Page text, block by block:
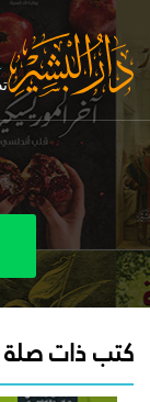
كتب ذات صلة